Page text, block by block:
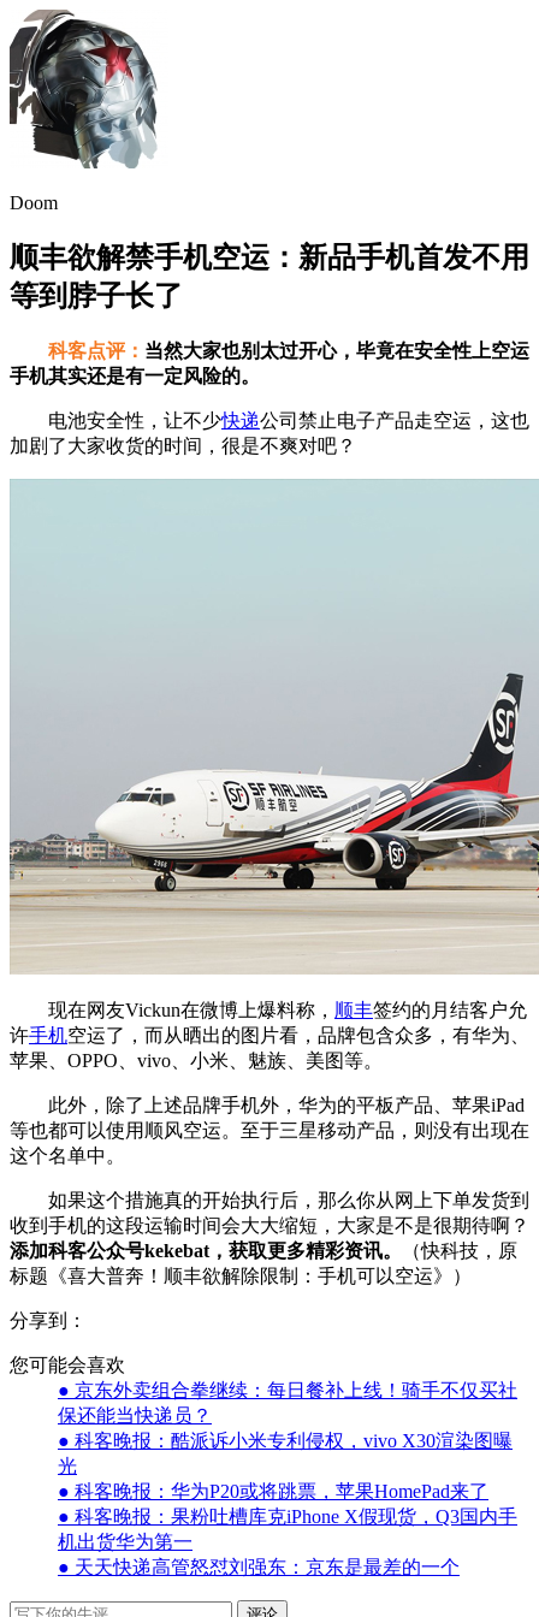
Doom
顺丰欲解禁手机空运：新品手机首发不用
等到脖子长了
科客点评： 当然大家也别太过开心，毕竟在安全性上空运
手机其实还是有一定风险的。
电池安全性，让不少快递公司禁止电子产品走空运，这也
加剧了大家收货的时间，很是不爽对吧？
现在网友Vickun在微博上爆料称， 顺丰签约的月结客户允
许手机空运了，而从晒出的图片看，品牌包含众多，有华为、
苹果、OPPO、vivo、小米、魅族、美图等。
此外，除了上述品牌手机外，华为的平板产品、苹果iPad
等也都可以使用顺风空运。至于三星移动产品，则没有出现在
这个名单中。
如果这个措施真的开始执行后，那么你从网上下单发货到
收到手机的这段运输时间会大大缩短，大家是不是很期待啊？
添加科客公众号kekebat，获取更多精彩资讯。
（快科技，原
标题《喜大普奔！顺丰欲解除限制：手机可以空运》）
分享到：
您可能会喜欢
● 京东外卖组合拳继续：每日餐补上线！骑手不仅买社
保还能当快递员？
● 科客晚报：酷派诉小米专利侵权，vivo X30渲染图曝
光
● 科客晚报：华为P20或将跳票，苹果HomePad来了
● 科客晚报：果粉吐槽库克iPhone X假现货，Q3国内手
机出货华为第一
● 天天快递高管怒怼刘强东：京东是最差的一个